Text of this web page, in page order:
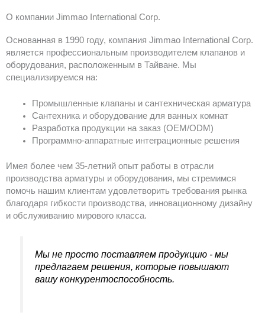
О компании Jimmao International Corp.
Основанная в 1990 году, компания Jimmao International Corp.
является профессиональным производителем клапанов и
оборудования, расположенным в Тайване. Мы
специализируемся на:
Промышленные клапаны и сантехническая арматура
Сантехника и оборудование для ванных комнат
Разработка продукции на заказ (OEM/ODM)
Программно-аппаратные интеграционные решения
Имея более чем 35-летний опыт работы в отрасли
производства арматуры и оборудования, мы стремимся
помочь нашим клиентам удовлетворить требования рынка
благодаря гибкости производства, инновационному дизайну
и обслуживанию мирового класса.
Мы не просто поставляем продукцию - мы
предлагаем решения, которые повышают
вашу конкурентоспособность.